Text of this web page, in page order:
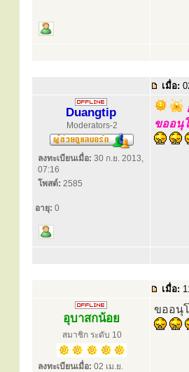
เมื่อ:
Duangtip
Moderators-2
ลงทะเบียนเมื่อ: 30 ก.ย. 2013,
07:16
โพสต์: 2585
อายุ: 0
ขออนุ
เมื่อ:
อุบาสกน้อย
สมาชิก ระดับ 10
ลงทะเบียนเมื่อ: 02 เม.ย.
ขออนุ